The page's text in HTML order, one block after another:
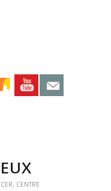
, CENTRE